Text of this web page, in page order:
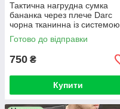
Тактична нагрудна сумка
бананка через плече Darc
чорна тканинна із системою
Molle бананка
Готово до відправки
750 ₴
Купити